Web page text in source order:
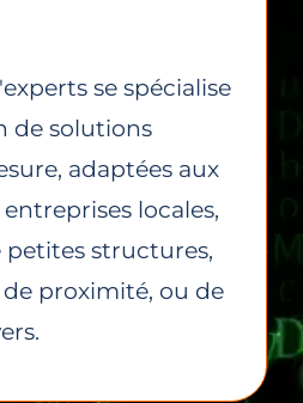
se spécialise
de solutions
adaptées aux
locales,
petites structures,
proximité, ou de